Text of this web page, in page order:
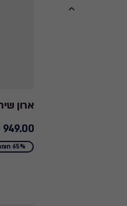
ארון
949.00
₪
949.00 ₪
65% חומר ממוחזר